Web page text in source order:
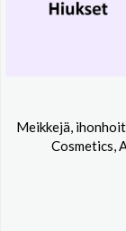
Meikkejä,
Cosmetics,